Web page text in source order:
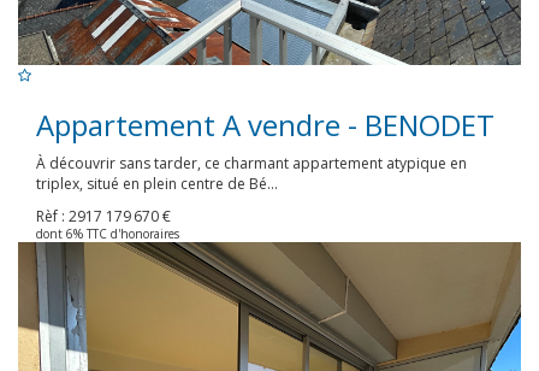
Appartement A vendre - BENODET
À découvrir sans tarder, ce charmant appartement atypique en
triplex, situé en plein centre de Bé...
Rèf : 2917 179 670 €
dont 6% TTC d'honoraires